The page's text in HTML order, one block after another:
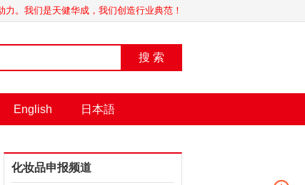
。我们是天健华成，我们创造行业典范！
搜 索
English 日本語
化妆品申报频道